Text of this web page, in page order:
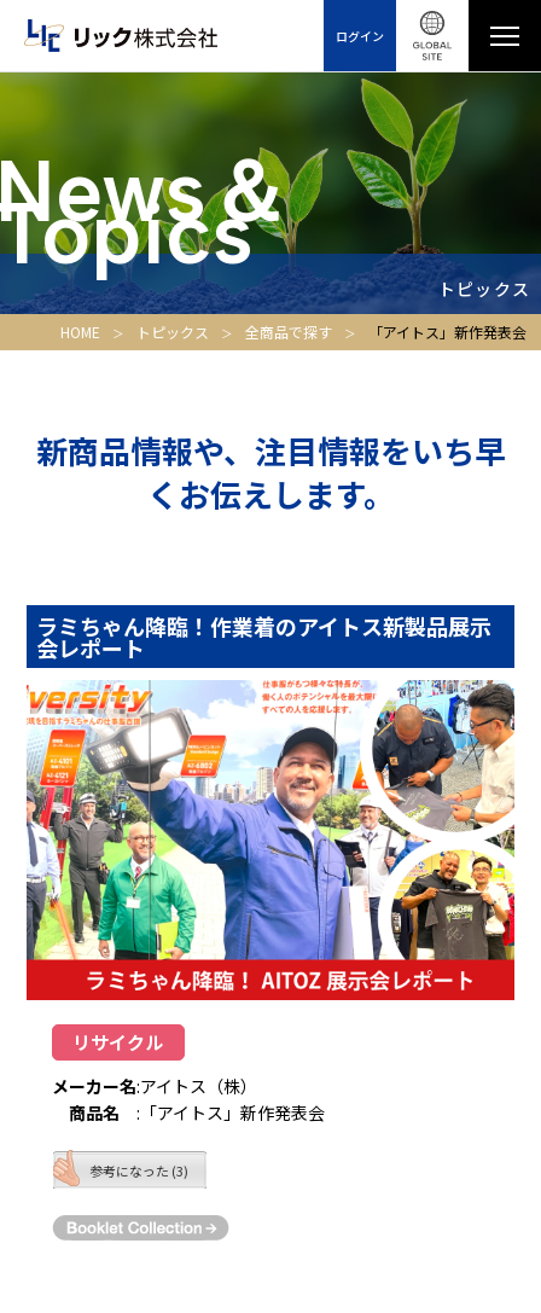
ログイン
＆
トピックス
HOME トピックス 全商品で探す 「アイトス」新作発表会
新商品情報や、注目情報をいち早
くお伝えします。
ラミちゃん降臨！作業着のアイトス新製品展示
会レポート
リサイクル
メーカー名:アイトス（株）
商品名
: 「アイトス」新作発表会
参考になった (3)